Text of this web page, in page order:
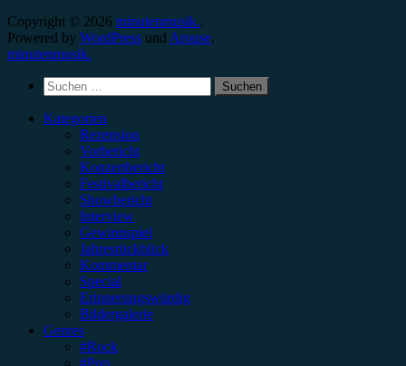
Copyright © 2026 minutenmusik..
Powered by WordPress und Arouse.
minutenmusik.
Suchen
nach:
Kategorien
Rezension
Vorbericht
Konzertbericht
Festivalbericht
Showbericht
Interview
Gewinnspiel
Jahresrückblick
Kommentar
Special
Erinnerungswürdig
Bildergalerie
Genres
#Rock